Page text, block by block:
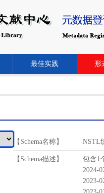
最佳实践 形
【Schema名称】 NSTL
【Schema描述】
包含1
2024-
2023-